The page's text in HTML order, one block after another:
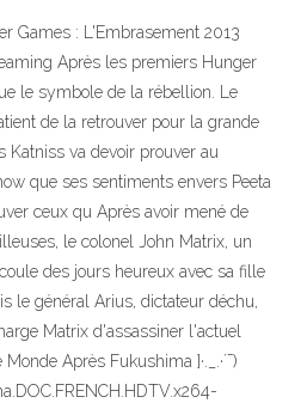
Games : L'Embrasement 2013
Après les premiers Hunger
le symbole de la rébellion. Le
de la retrouver pour la grande
Katniss va devoir prouver au
que ses sentiments envers Peeta
ceux qu Après avoir mené de
le colonel John Matrix, un
des jours heureux avec sa fille
le général Arius, dictateur déchu,
Matrix d'assassiner l'actuel
Après Fukushima ]·._.·´¯)